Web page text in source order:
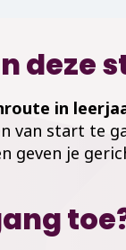
deze
in
van start te
geven je